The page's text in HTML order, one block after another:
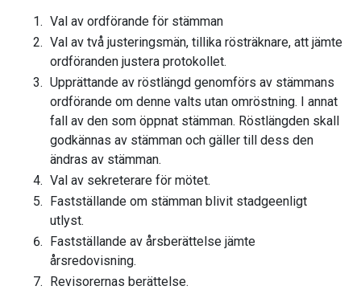
Val av ordförande för stämman
Val av två justeringsmän, tillika rösträknare, att jämte
ordföranden justera protokollet.
Upprättande av röstlängd genomförs av stämmans
ordförande om denne valts utan omröstning. I annat
fall av den som öppnat stämman. Röstlängden skall
godkännas av stämman och gäller till dess den
ändras av stämman.
Val av sekreterare för mötet.
Fastställande om stämman blivit stadgeenligt
utlyst.
Fastställande av årsberättelse jämte
årsredovisning.
Revisorernas berättelse.